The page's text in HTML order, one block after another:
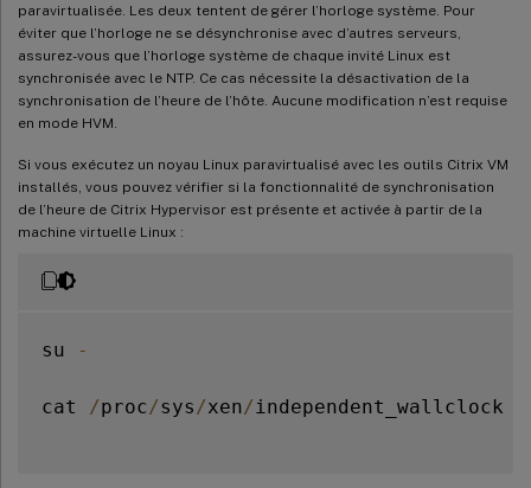
paravirtualisée. Les deux tentent de gérer l’horloge système. Pour
éviter que l’horloge ne se désynchronise avec d’autres serveurs,
assurez-vous que l’horloge système de chaque invité Linux est
synchronisée avec le NTP. Ce cas nécessite la désactivation de la
synchronisation de l’heure de l’hôte. Aucune modification n’est requise
en mode HVM.
Si vous exécutez un noyau Linux paravirtualisé avec les outils Citrix VM
installés, vous pouvez vérifier si la fonctionnalité de synchronisation
de l’heure de Citrix Hypervisor est présente et activée à partir de la
machine virtuelle Linux :
su -
cat /proc/sys /xen/ independent_wallclock